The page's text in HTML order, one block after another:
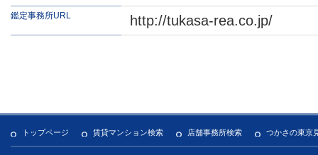
鑑定事務所URL http://tukasa-rea.co.jp/
トップページ 賃貸マンション検索 店舗事務所検索 つかさの東京